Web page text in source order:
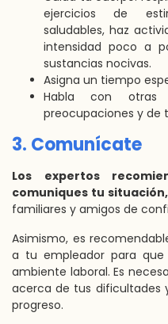
ejercicios de
saludables, haz
intensidad poco a
sustancias nocivas.
Asigna un tiempo
Habla con otras
preocupaciones y de
3. Comunícate
Los expertos
comuniques tu
familiares y amigos de
Asimismo, es
a tu empleador para
ambiente laboral. Es
acerca de tus dificultades
progreso.